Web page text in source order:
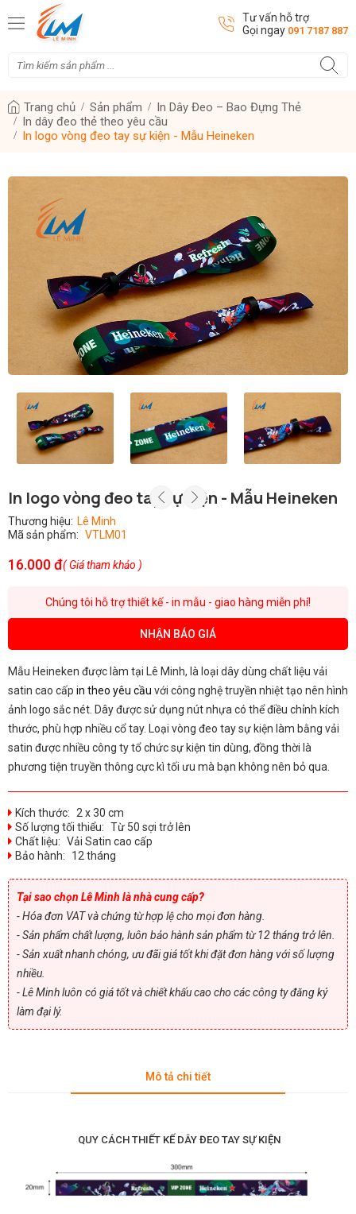
Tư vấn hỗ trợ
Gọi ngay 091 7187 887
Trang chủ Sản phẩm
In Dây Đeo – Bao Đựng Thẻ
In dây đeo thẻ theo yêu cầu
In logo vòng đeo tay sự kiện - Mẫu Heineken
In logo vòng đeo tay sự kiện - Mẫu Heineken
Thương hiệu: Lê Minh
Mã sản phẩm: VTLM01
16.000 đ( Giá tham khảo )
Chúng tôi hỗ trợ thiết kế - in mẫu - giao hàng miễn phí!
NHẬN BÁO GIÁ
Mẫu Heineken được làm tại Lê Minh, là loại dây dùng chất liệu vải
satin cao cấp in theo yêu cầu với công nghệ truyền nhiệt tạo nên hình
ảnh logo sắc nét. Dây được sử dụng nút nhựa có thể điều chỉnh kích
thước, phù hợp nhiều cổ tay. Loại vòng đeo tay sự kiện làm bằng vải
satin được nhiều công ty tổ chức sự kiện tin dùng, đồng thời là
phương tiện truyền thông cực kì tối ưu mà bạn không nên bỏ qua.
Kích thước:
2 x 30 cm
Số lượng tối thiểu: Từ 50 sợi trở lên
Chất liệu: Vải Satin cao cấp
Bảo hành:
12 tháng
Tại sao chọn Lê Minh là nhà cung cấp?
- Hóa đơn VAT và chứng từ hợp lệ cho mọi đơn hàng.
- Sản phẩm chất lượng, luôn bảo hành sản phẩm từ 12 tháng trở lên.
- Sản xuất nhanh chóng, ưu đãi giá tốt khi đặt đơn hàng với số lượng
nhiều.
- Lê Minh luôn có giá tốt và chiết khấu cao cho các công ty đăng ký
làm đại lý.
Mô tả chi tiết
QUY CÁCH THIẾT KẾ DÂY ĐEO TAY SỰ KIỆN